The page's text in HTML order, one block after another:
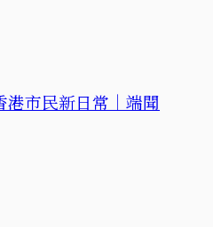
港市民新日常｜端聞